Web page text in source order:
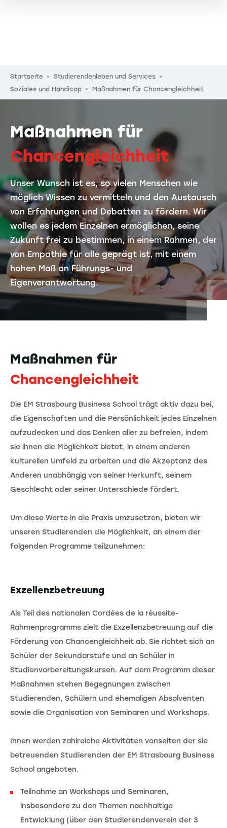
Pfadnavigation
Startseite
Studierendenleben und Services
Soziales und Handicap
Maßnahmen für Chancengleichheit
Maßnahmen für
Chancengleichheit
Unser Wunsch ist es, so vielen Menschen wie
möglich Wissen zu vermitteln und den Austausch
von Erfahrungen und Debatten zu fördern. Wir
wollen es jedem Einzelnen ermöglichen, seine
Zukunft frei zu bestimmen, in einem Rahmen, der
von Empathie für alle geprägt ist, mit einem
hohen Maß an Führungs- und
Eigenverantwortung.
Maßnahmen für
Chancengleichheit
Die EM Strasbourg Business School trägt aktiv dazu bei,
die Eigenschaften und die Persönlichkeit jedes Einzelnen
aufzudecken und das Denken aller zu befreien, indem
sie ihnen die Möglichkeit bietet, in einem anderen
kulturellen Umfeld zu arbeiten und die Akzeptanz des
Anderen unabhängig von seiner Herkunft, seinem
Geschlecht oder seiner Unterschiede fördert.
Um diese Werte in die Praxis umzusetzen, bieten wir
unseren Studierenden die Möglichkeit, an einem der
folgenden Programme teilzunehmen:
Exzellenzbetreuung
Als Teil des nationalen Cordées de la réussite-
Rahmenprogramms zielt die Exzellenzbetreuung auf die
Förderung von Chancengleichheit ab. Sie richtet sich an
Schüler der Sekundarstufe und an Schüler in
Studienvorbereitungskursen. Auf dem Programm dieser
Maßnahmen stehen Begegnungen zwischen
Studierenden, Schülern und ehemaligen Absolventen
sowie die Organisation von Seminaren und Workshops.
Ihnen werden zahlreiche Aktivitäten vonseiten der sie
betreuenden Studierenden der EM Strasbourg Business
School angeboten.
Teilnahme an Workshops und Seminaren,
insbesondere zu den Themen nachhaltige
Entwicklung (über den Studierendenverein der 3